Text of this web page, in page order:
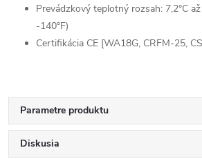
Prevádzkový teplotný rozsah: 7,2°C
-140°F)
Certifikácia CE [WA18G, CRFM-25,
Parametre produktu
Diskusia